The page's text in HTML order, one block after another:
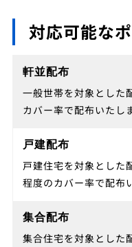
対応可能な
軒並配布
一般世帯を対象とした
カバー率で配布いたし
戸建配布
戸建住宅を対象とした
程度のカバー率で配布
集合配布
集合住宅を対象とした